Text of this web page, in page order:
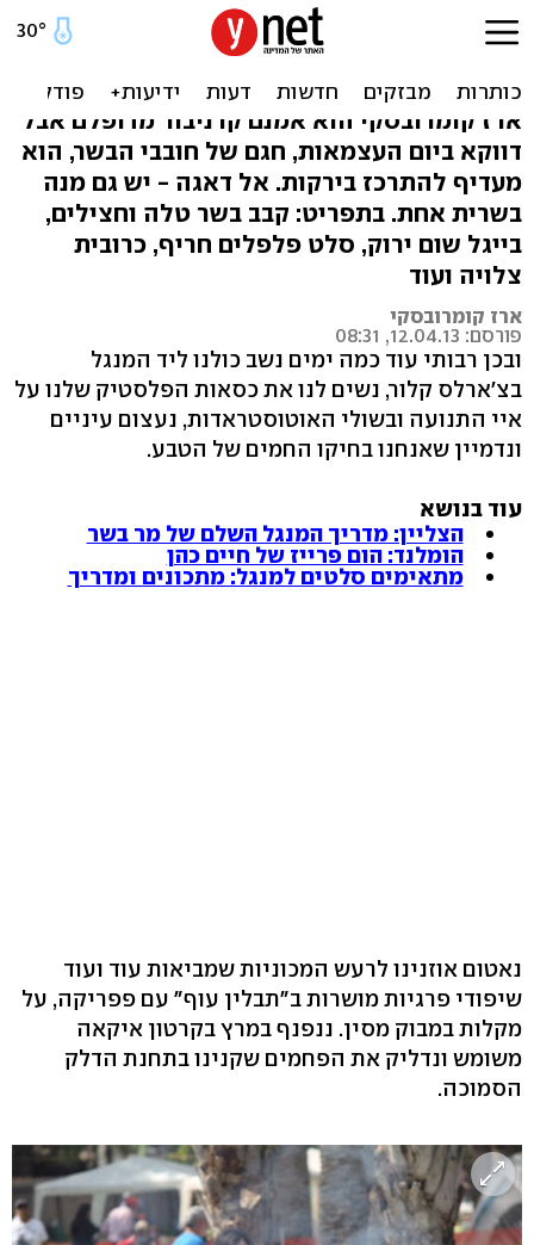
חגיגה לצמחונים: ארז מכין
סלטים קלויים
ארז קומרובסקי הוא אמנם קרניבור מדופלם אבל
דווקא ביום העצמאות, חגם של חובבי הבשר, הוא
מעדיף להתרכז בירקות. אל דאגה - יש גם מנה
בשרית אחת. בתפריט: קבב בשר טלה וחצילים,
בייגל שום ירוק, סלט פלפלים חריף, כרובית
צלויה ועוד
ארז קומרובסקי
פורסם: 12.04.13, 08:31
ובכן רבותי עוד כמה ימים נשב כולנו ליד המנגל
בצ'ארלס קלור, נשים לנו את כסאות הפלסטיק שלנו על
איי התנועה ובשולי האוטוסטראדות, נעצום עיניים
ונדמיין שאנחנו בחיקו החמים של הטבע.
עוד בנושא
הצליין: מדריך המנגל השלם של מר בשר
הומלנד: הום פרייז של חיים כהן
מתאימים סלטים למנגל: מתכונים ומדריך
נאטום אוזנינו לרעש המכוניות שמביאות עוד ועוד
שיפודי פרגיות מושרות ב"תבלין עוף" עם פפריקה, על
מקלות במבוק מסין. ננפנף במרץ בקרטון איקאה
משומש ונדליק את הפחמים שקנינו בתחנת הדלק
הסמוכה.